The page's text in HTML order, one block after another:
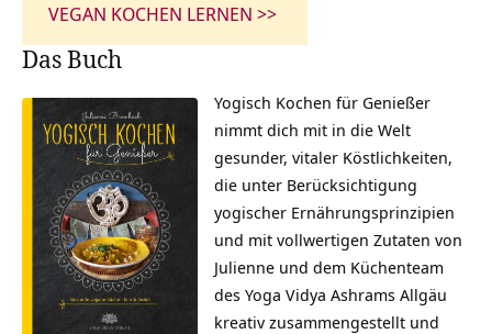
VEGAN KOCHEN LERNEN >>
Das Buch
Yogisch Kochen für Genießer
nimmt dich mit in die Welt
gesunder, vitaler Köstlichkeiten,
die unter Berücksichtigung
yogischer Ernährungsprinzipien
und mit vollwertigen Zutaten von
Julienne und dem Küchenteam
des Yoga Vidya Ashrams Allgäu
kreativ zusammengestellt und